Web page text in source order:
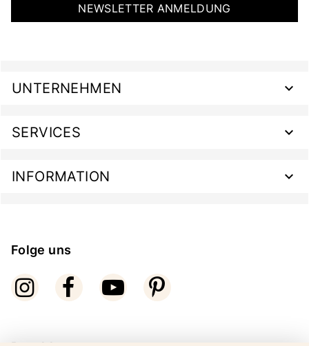
NEWSLETTER ANMELDUNG
UNTERNEHMEN
SERVICES
INFORMATION
Folge uns